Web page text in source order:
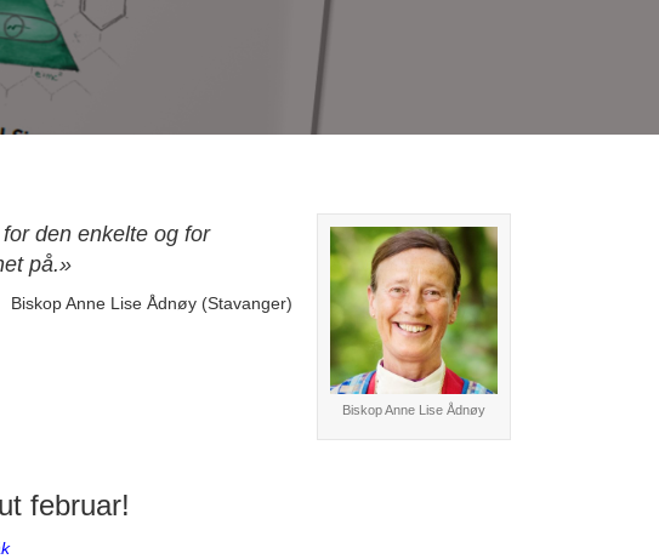
Biskop Anne Lise Ådnøy
den enkelte og for
på.»
Biskop Anne Lise Ådnøy (Stavanger)
februar!